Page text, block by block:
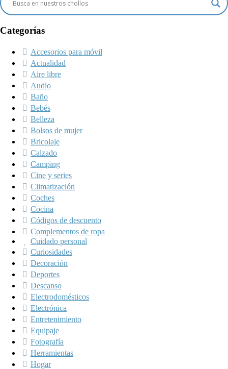
Categorías
Accesorios para móvil
Actualidad
Aire libre
Audio
Baño
Bebés
Belleza
Bolsos de mujer
Bricolaje
Calzado
Camping
Cine y series
Climatización
Coches
Cocina
Códigos de descuento
Complementos de ropa
Cuidado personal
Curiosidades
Decoración
Deportes
Descanso
Electrodomésticos
Electrónica
Entretenimiento
Equipaje
Fotografía
Herramientas
Hogar